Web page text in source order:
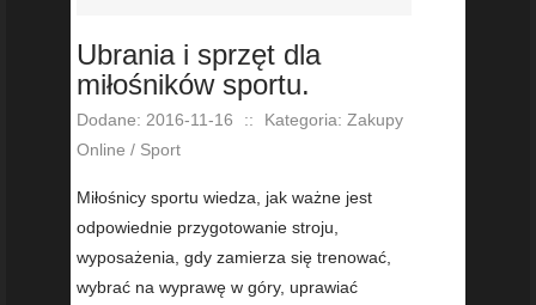
Ubrania i sprzęt dla
miłośników sportu.
Dodane: 2016-11-16 ::
Kategoria: Zakupy
Online / Sport
Miłośnicy sportu wiedza, jak ważne jest
odpowiednie przygotowanie stroju,
wyposażenia, gdy zamierza się trenować,
wybrać na wyprawę w góry, uprawiać